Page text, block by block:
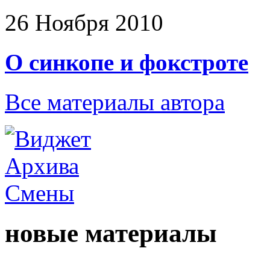
26 Ноября 2010
О синкопе и фокстроте
Все материалы автора
новые материалы